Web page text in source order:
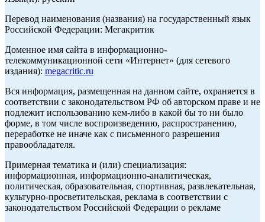
Перевод наименования (названия) на государственный язык
Российской Федерации: Мегакритик
Доменное имя сайта в информационно-
телекоммуникационной сети «Интернет» (для сетевого
издания): megacritic.ru
Вся информация, размещенная на данном сайте, охраняется в
соответствии с законодательством РФ об авторском праве и не
подлежит использованию кем-либо в какой бы то ни было
форме, в том числе воспроизведению, распространению,
переработке не иначе как с письменного разрешения
правообладателя.
Примерная тематика и (или) специализация:
информационная, информационно-аналитическая,
политическая, образовательная, спортивная, развлекательная,
культурно-просветительская, реклама в соответствии с
законодательством Российской Федерации о рекламе